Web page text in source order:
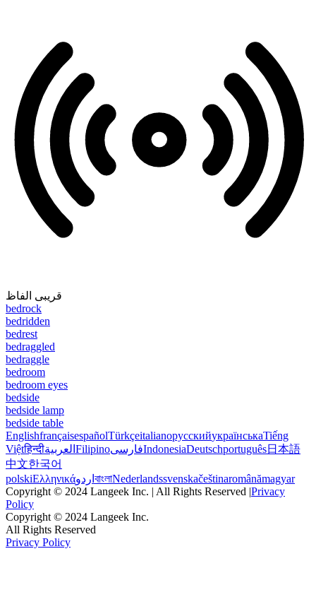
قریبی الفاظ
bedrock
bedridden
bedrest
bedraggled
bedraggle
bedroom
bedroom eyes
bedside
bedside lamp
bedside table
EnglishfrançaisespañolTürkçeitalianoрусскийукраїнськаTiếng
Việtहिन्दीالعربية FilipinoفارسیIndonesiaDeutschportuguês日本語
中文한국어
polskiΕλληνικάاردو বাংলাNederlandssvenskačeštinaromânămagyar
Copyright © 2024 Langeek Inc. | All Rights Reserved |Privacy
Policy
Copyright © 2024 Langeek Inc.
All Rights Reserved
Privacy Policy